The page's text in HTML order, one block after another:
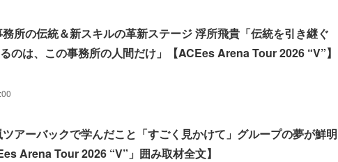
所の伝統＆新スキルの革新ステージ 浮所飛貴「伝統を引き継ぐ
のは、この事務所の人間だけ」【ACEes Arena Tour 2026 “V”】
アーバックで学んだこと「すごく見かけて」グループの夢が鮮明
Arena Tour 2026 “V”」囲み取材全文】